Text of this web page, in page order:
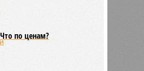
Что по ценам?